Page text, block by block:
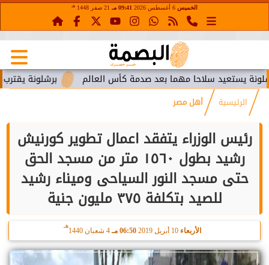
الخميس 09:41 مـ 21 صفر 1448 هـ
برشلونة يقترب من سلاحا مهما بعد صدمة كأس العالم
الرئيسية أهل مصر
رئيس الوزراء يتفقد اعمال تطوير كورنيش
رشيد بطول ١٥٦٠ متر من مسجد الحق
حتى مسجد النور السياحى وميناء رشيد
للصيد بتكلفة ٣٧٥ مليون جنية
الأربعاء 10 أبريل 2019 06:50 مـ 4 شعبان 1440
هـ